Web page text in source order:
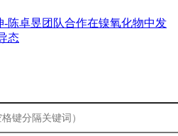
-陈卓昱团队合作在镍氧化物中发
态